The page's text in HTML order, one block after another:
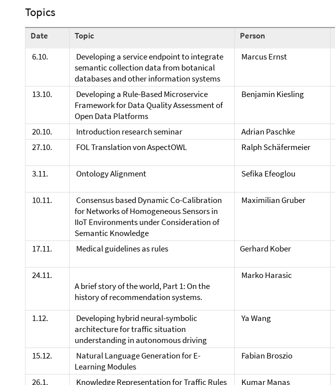
Topics
Date Topic Person
6.10.
Developing a service endpoint to integrate
semantic collection data from botanical
databases and other information systems
Marcus Ernst
13.10.
Developing a Rule-Based Microservice
Framework for Data Quality Assessment of
Open Data Platforms
Benjamin Kiesling
20.10.
Introduction research seminar
Adrian Paschke
27.10.
FOL Translation von AspectOWL Ralph Schäfermeier
3.11.
Ontology Alignment Sefika Efeoglou
10.11.
Consensus based Dynamic Co-Calibration
for Networks of Homogeneous Sensors in
IIoT Environments under Consideration of
Semantic Knowledge
Maximilian Gruber
17.11. Medical guidelines as rules Gerhard Kober
24.11.
A brief story of the world, Part 1: On the
history of recommendation systems.
Marko Harasic
1.12.
Developing hybrid neural-symbolic
architecture for traffic situation
understanding in autonomous driving
Ya Wang
15.12.
Natural Language Generation for E-
Learning Modules
Fabian Broszio
26.1.
Knowledge Representation for Traffic Rules
Kumar Manas